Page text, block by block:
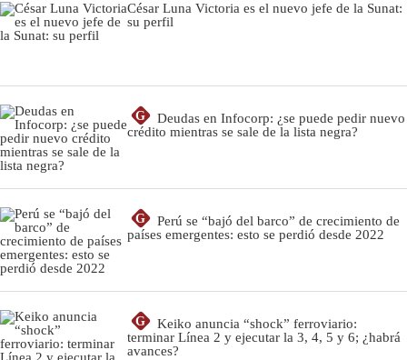
César Luna Victoria es el nuevo jefe de la Sunat:
su perfil
G
Deudas en Infocorp: ¿se puede pedir nuevo
crédito mientras se sale de la lista negra?
G
Perú se “bajó del barco” de crecimiento de
países emergentes: esto se perdió desde 2022
G
Keiko anuncia “shock” ferroviario:
terminar Línea 2 y ejecutar la 3, 4, 5 y 6; ¿habrá
avances?